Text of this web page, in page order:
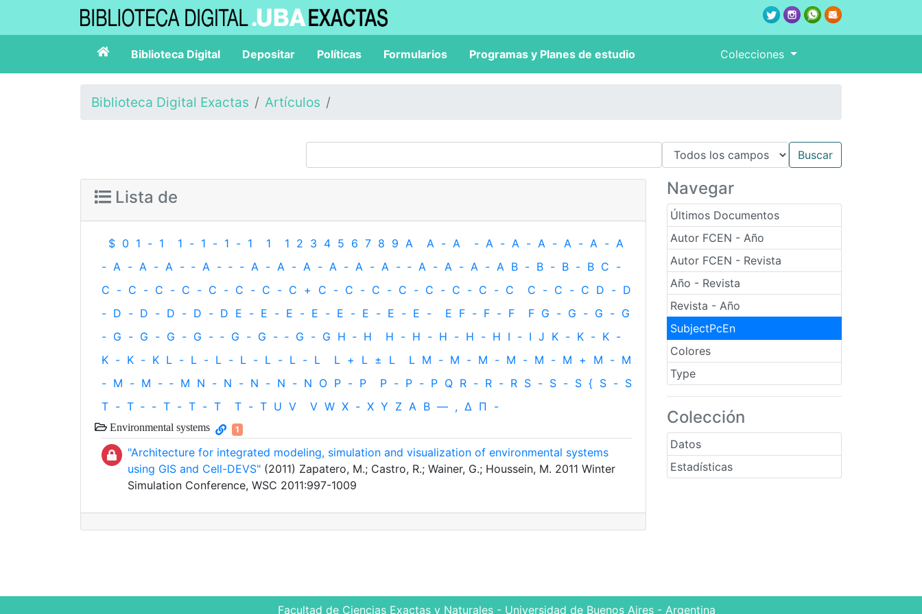
Biblioteca Digital Depositar Políticas Formularios Programas y Planes de estudio Colecciones
Biblioteca Digital Exactas Artículos
Navegar
Últimos Documentos
Autor FCEN - Año
Autor FCEN - Revista
Año - Revista
Revista - Año
SubjectPcEn
Colores
Type
Colección
Datos
Estadísticas
Lista de
$ 0 1 - 1 1 - 1 - 1 - 1 1 1 2 3 4 5 6 7 8 9 A A - A - A - A - A - A - A - A
- A - A - A - ‐ A - ‐ - A - A - A - A - A - A - ‐ A - A - A - A B - B - B - B C -
C - C - C - C - C - C - C - C + C - C - C - C - C - C - C - C C - C - C D - D
- D - D - D - D - D E - E - E - E - E - E - E - E - E F - F - F F G - G - G - G
- G - G - G - G - ‐ G - G - ‐ G - G H ‐ H H - H - H - H - H I - I J K - K - K -
K - K - K L - L - L - L - L - L - L L + L ± L L M - M - M - M - M - M + M - M
- M - M - ‐ M N - N - N - N - N O P - P P - P - P Q R - R - R S - S - S { S - S
T - T ‐ - T - T - T T - T U V V W X - X Y Z Α Β — , Δ Π -
Environmental systems 1
"Architecture for integrated modeling, simulation and visualization of environmental systems
using GIS and Cell-DEVS" (2011) Zapatero, M.; Castro, R.; Wainer, G.; Houssein, M. 2011 Winter
Simulation Conference, WSC 2011:997-1009
Facultad de Ciencias Exactas y Naturales - Universidad de Buenos Aires - Argentina